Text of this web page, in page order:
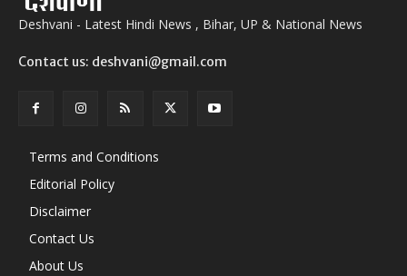
Deshvani - Latest Hindi News , Bihar, UP & National News
Contact us: deshvani@gmail.com
Terms and Conditions
Editorial Policy
Disclaimer
Contact Us
About Us